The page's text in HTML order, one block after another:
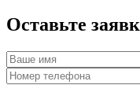
Оставьте